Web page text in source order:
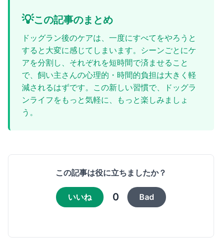
💡この記事のまとめ
ドッグラン後のケアは、一度にすべてをやろうと
すると大変に感じてしまいます。シーンごとにケ
アを分割し、それぞれを短時間で済ませること
で、飼い主さんの心理的・時間的負担は大きく軽
減されるはずです。この新しい習慣で、ドッグラ
ンライフをもっと気軽に、もっと楽しみましょ
う。
この記事は役に立ちましたか？
いいね 0 Bad